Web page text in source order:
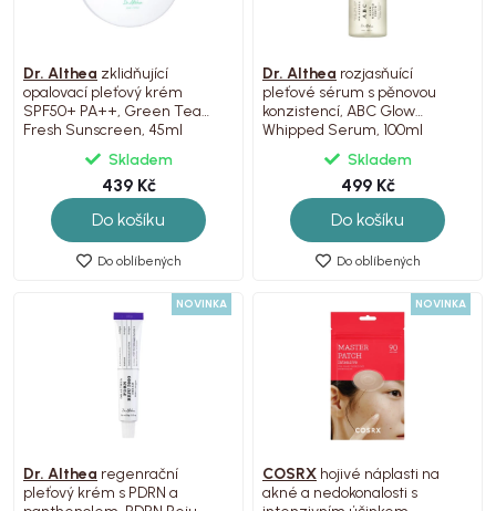
Dr. Althea zklidňující
opalovací pleťový krém
SPF50+ PA++, Green Tea
Fresh Sunscreen, 45ml
Skladem
439 Kč
Do košíku
Do oblíbených
Dr. Althea rozjasňuící
pleťové sérum s pěnovou
konzistencí, ABC Glow
Whipped Serum, 100ml
Skladem
499 Kč
Do košíku
Do oblíbených
NOVINKA
Dr. Althea regenrační
pleťový krém s PDRN a
NOVINKA
COSRX hojivé náplasti na
akné a nedokonalosti s